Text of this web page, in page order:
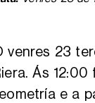
venres 23
Ás
e a